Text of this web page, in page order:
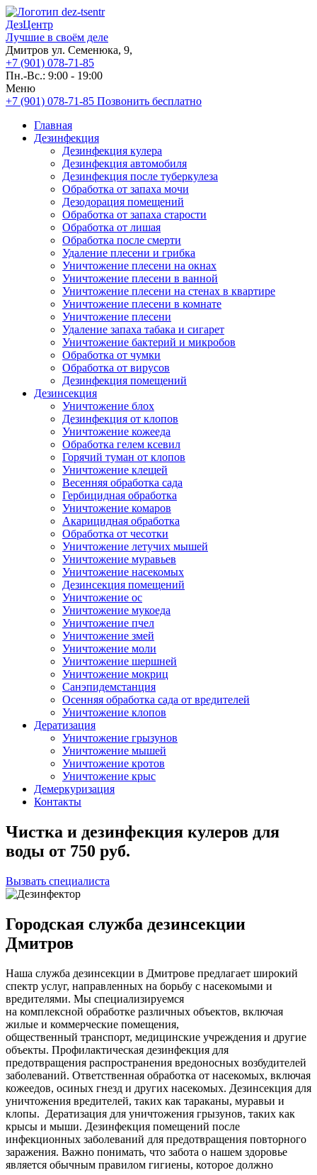
ДезЦентр
Лучшие в своём деле
Дмитров ул. Семенюка, 9,
+7 (901) 078-71-85
Пн.-Вс.: 9:00 - 19:00
Меню
+7 (901) 078-71-85 Позвонить бесплатно
Главная
Дезинфекция
Дезинфекция кулера
Дезинфекция автомобиля
Дезинфекция после туберкулеза
Обработка от запаха мочи
Дезодорация помещений
Обработка от запаха старости
Обработка от лишая
Обработка после смерти
Удаление плесени и грибка
Уничтожение плесени на окнах
Уничтожение плесени в ванной
Уничтожение плесени на стенах в квартире
Уничтожение плесени в комнате
Уничтожение плесени
Удаление запаха табака и сигарет
Уничтожение бактерий и микробов
Обработка от чумки
Обработка от вирусов
Дезинфекция помещений
Дезинсекция
Уничтожение блох
Дезинфекция от клопов
Уничтожение кожееда
Обработка гелем ксевил
Горячий туман от клопов
Уничтожение клещей
Весенняя обработка сада
Гербицидная обработка
Уничтожение комаров
Акарицидная обработка
Обработка от чесотки
Уничтожение летучих мышей
Уничтожение муравьев
Уничтожение насекомых
Дезинсекция помещений
Уничтожение ос
Уничтожение мукоеда
Уничтожение пчел
Уничтожение змей
Уничтожение моли
Уничтожение шершней
Уничтожение мокриц
Санэпидемстанция
Осенняя обработка сада от вредителей
Уничтожение клопов
Дератизация
Уничтожение грызунов
Уничтожение мышей
Уничтожение кротов
Уничтожение крыс
Демеркуризация
Контакты
Чистка и дезинфекция кулеров для
воды от 750 руб.
Вызвать специалиста
Городская служба дезинсекции
Дмитров
Наша служба дезинсекции в Дмитрове предлагает широкий
спектр услуг, направленных на борьбу с насекомыми и
вредителями. Мы специализируемся
на комплексной обработке различных объектов, включая
жилые и коммерческие помещения,
общественный транспорт, медицинские учреждения и другие
объекты. Профилактическая дезинфекция для
предотвращения распространения вредоносных возбудителей
заболеваний. Ответственная обработка от насекомых, включая
кожеедов, осиных гнезд и других насекомых. Дезинсекция для
уничтожения вредителей, таких как тараканы, муравьи и
клопы. Дератизация для уничтожения грызунов, таких как
крысы и мыши. Дезинфекция помещений после
инфекционных заболеваний для предотвращения повторного
заражения. Важно понимать, что забота о нашем здоровье
является обычным правилом гигиены, которое должно